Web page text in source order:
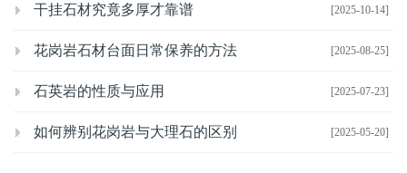
[2025-10-14]
干挂石材究竟多厚才靠谱
[2025-08-25]
花岗岩石材台面日常保养的方法
[2025-07-23]
石英岩的性质与应用
[2025-05-20]
如何辨别花岗岩与大理石的区别